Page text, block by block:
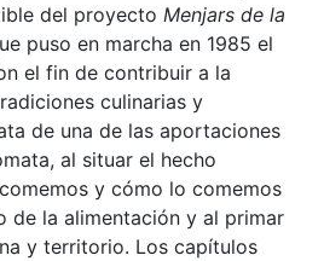
del proyecto Menjars de la
puso en marcha en 1985 el
el fin de contribuir a la
culinarias y
de una de las aportaciones
al situar el hecho
y cómo lo comemos
la alimentación y al primar
y territorio. Los capítulos